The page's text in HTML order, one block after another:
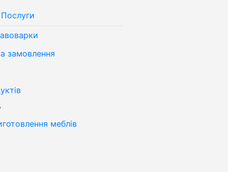
Послуги
замовлення
меблів